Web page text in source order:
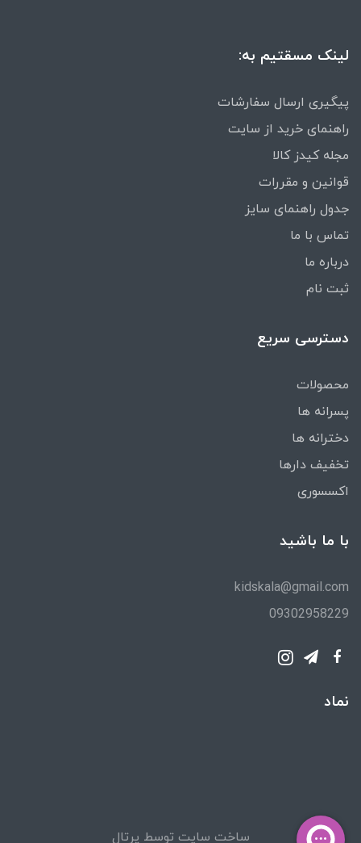
لینک مسقتیم به:
پیگیری ارسال سفارشات
راهنمای خرید از سایت
مجله کیدز کالا
قوانین و مقررات
جدول راهنمای سایز
تماس با ما
درباره ما
ثبت نام
دسترسی سریع
محصولات
پسرانه ها
دخترانه ها
تخفیف دارها
اکسسوری
با ما باشید
kidskala@gmail.com
09302958229
نماد
ساخت سایت توسط پرتال